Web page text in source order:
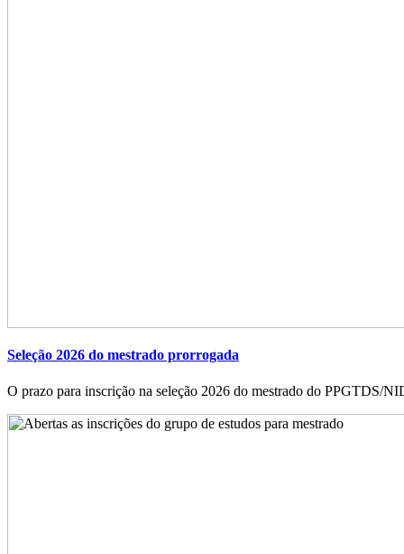
Seleção 2026 do mestrado prorrogada
O prazo para inscrição na seleção 2026 do mestrado do PPGTDS/